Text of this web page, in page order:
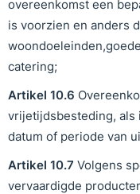
overeenkomst een
is voorzien en anders
catering;
Artikel 10.6
vrijetijdsbesteding, als
datum of periode van
Artikel 10.7 Volgens
vervaardigde